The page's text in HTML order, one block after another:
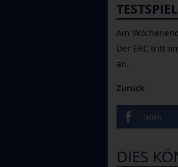
Am
Der ERC tritt
an.
Zurück
teilen
DIES